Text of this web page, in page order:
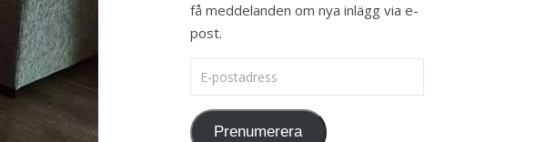
få meddelanden om nya inlägg via e-
post.
E-postadress
Prenumerera